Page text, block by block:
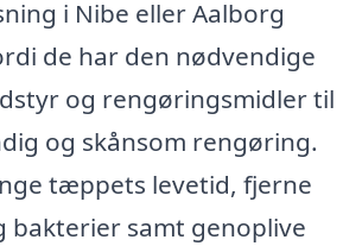
i Nibe eller Aalborg
de har den nødvendige
og rengøringsmidler til
og skånsom rengøring.
tæppets levetid, fjerne
bakterier samt genoplive